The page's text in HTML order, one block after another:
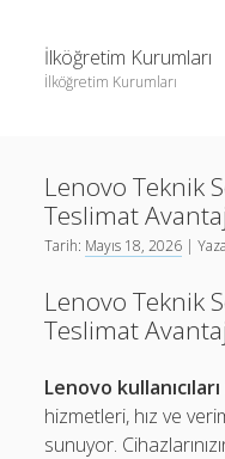
İlköğretim Kurumları
İlköğretim Kurumları
Sayfa Listesi
Spotify Dinlenme Gönderme
Twitter Profil Resmi Kalite
Liste
Spotify Dinlenme
Twitter Profil Resmi
Lenovo Teknik
Teslimat
Tarih: Mayıs 18, 2026 |
Lenovo Teknik
Teslimat
Lenovo kullanıcıları
hizmetleri, hız ve
sunuyor.